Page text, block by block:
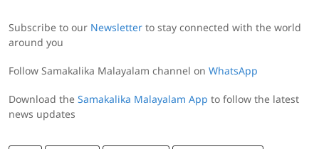
Subscribe to our Newsletter to stay connected with the world
around you
Follow Samakalika Malayalam channel on WhatsApp
Download the Samakalika Malayalam App to follow the latest
news updates